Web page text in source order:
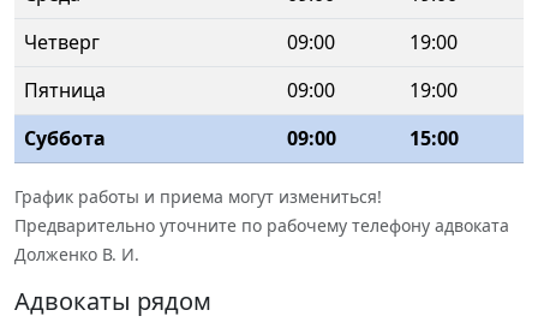
Четверг
09:00
19:00
Пятница
09:00
19:00
Суббота
09:00 15:00
График работы и приема могут измениться!
Предварительно уточните по рабочему телефону адвоката
Долженко В. И.
Адвокаты рядом